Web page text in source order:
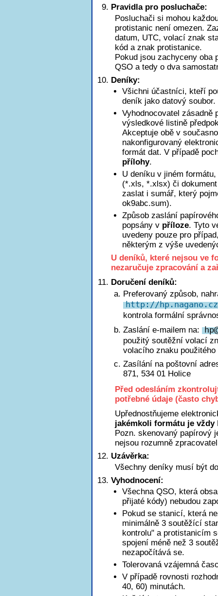
Pravidla pro posluchače:
Posluchači si mohou
protistanic není omezen.
datum, UTC, volací znak
kód a znak protistanice.
Pokud jsou zachyceny oba
QSO a tedy o dva
Deníky:
Všichni účastníci, kteří
deník jako datový soubor.
Vyhodnocovatel zásadně
výsledkové listině
Akceptuje obě v
nakonfigurovaný
formát dat. V případě
přílohy.
U deníku v jiném
(*.xls, *.xlsx) či
zaslat i sumář, který
ok9abc.sum).
Způsob zaslání
popsány v příloze. Tyto
uvedeny pouze pro
některým z výše
U deníků, které nejsou ve
nezaručuje zpracování a
Doručení deníků:
Preferovaný způsob,
http://
kontrola formální
Zaslání e-mailem na: h
použitý soutěžní volací
volacího znaku
Zasílání na poštovní
871, 534 01 Holice
Před odesláním
potřebné údaje (často
Upřednostňujeme
jakémkoli formátu je
Pozn. skenovaný papírový
nejsou rozumně
Uzávěrka:
Všechny deníky musí být
Vyhodnocení:
Všechna QSO, která
přijaté kódy) nebudou
Pokud se stanicí, která
minimálně 3 soutěžící
kontrolu" a protistanicím
spojení méně než 3
nezapočítává se.
Tolerovaná vzájemná
V případě rovnosti
40, 60) minutách.